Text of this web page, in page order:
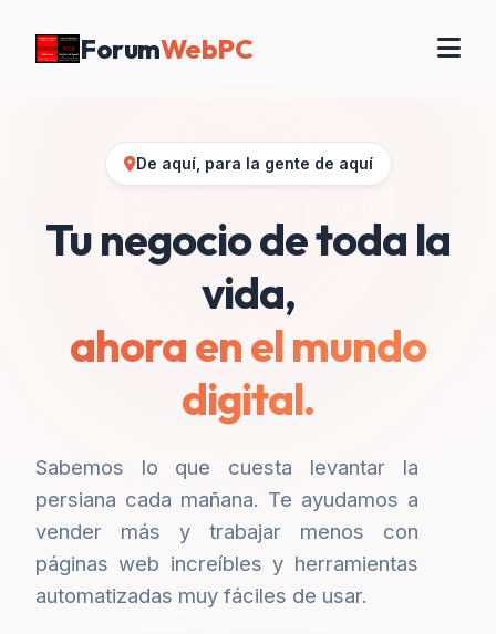
ForumWebPC
De aquí, para la gente de aquí
Tu negocio de toda la
vida,
ahora en el mundo
digital.
Sabemos lo que cuesta levantar la
persiana cada mañana. Te ayudamos a
vender más y trabajar menos con
páginas web increíbles y herramientas
automatizadas muy fáciles de usar.